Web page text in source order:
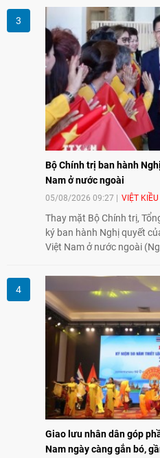
đồng hành cùng với
Nhật Bản và thế giới ủng
Nam.
Bộ Chính trị ban hành
Nam ở nước ngoài
05/08/2026 09:27 VIỆT KIỀU
Thay mặt Bộ Chính trị,
ký ban hành Nghị quyết
Việt Nam ở nước ngoài
Giao lưu nhân dân góp
Nam ngày càng gắn bó,